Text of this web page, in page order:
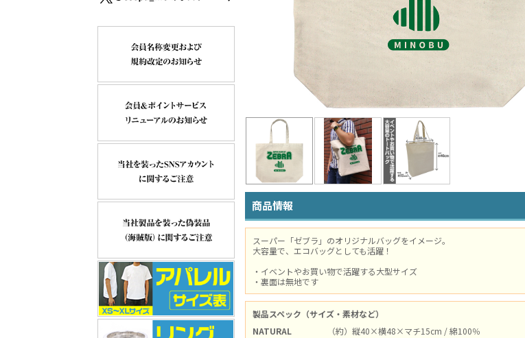
商品情報
スーパー「ゼブラ」のオリジナルバッグをイメージ。
大容量で、エコバッグとしても活躍！
・イベントやお買い物で活躍する大型サイズ
・裏面は無地です
製品スペック（サイズ・素材など）
NATURAL
（約）縦40×横48×マチ15cm / 綿100％